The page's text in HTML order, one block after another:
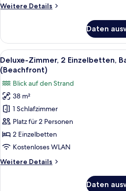
anzeigen
Weitere Details
Weitere
Zimmer,
1 King-
Bett,
Balkon,
Strandnähe
(Beachfront)
Daten
Alle
Fotos
für
Deluxe-
Zimmer,
2 Einzelbetten,
Balkon,
Strandnähe
(Beachfront)
Ein
9
Deluxe-Zimmer, 2 Einzelbetten,
(Beachfront)
Blick auf den Strand
38 m²
1 Schlafzimmer
Platz für 2 Personen
2 Einzelbetten
Kostenloses WLAN
Weitere Details
Weitere
Daten